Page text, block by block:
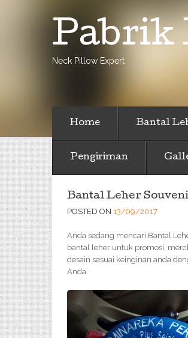
Pabrik
Neck Pillow Expert
Home Bantal
Pengiriman
Bantal Leher
POSTED ON 13/09/2017
Anda sedang mencari Bantal
bantal leher untuk promosi,
desain sesuai keinginan anda
Anda.